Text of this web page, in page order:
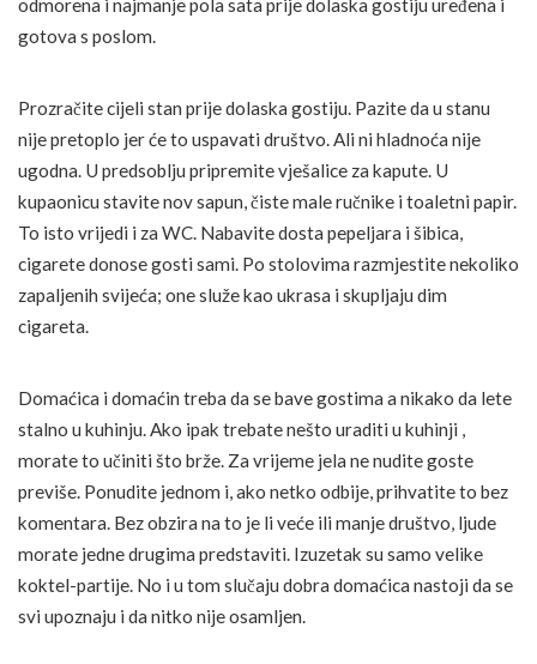
odmorena i najmanje pola sata prije dolaska gostiju uređena i
gotova s poslom.
Prozračite cijeli stan prije dolaska gostiju. Pazite da u stanu
nije pretoplo jer će to uspavati društvo. Ali ni hladnoća nije
ugodna. U predsoblju pripremite vješalice za kapute. U
kupaonicu stavite nov sapun, čiste male ručnike i toaletni papir.
To isto vrijedi i za WC. Nabavite dosta pepeljara i šibica,
cigarete donose gosti sami. Po stolovima razmjestite nekoliko
zapaljenih svijeća; one služe kao ukrasa i skupljaju dim
cigareta.
Domaćica i domaćin treba da se bave gostima a nikako da lete
stalno u kuhinju. Ako ipak trebate nešto uraditi u kuhinji ,
morate to učiniti što brže. Za vrijeme jela ne nudite goste
previše. Ponudite jednom i, ako netko odbije, prihvatite to bez
komentara. Bez obzira na to je li veće ili manje društvo, ljude
morate jedne drugima predstaviti. Izuzetak su samo velike
koktel-partije. No i u tom slučaju dobra domaćica nastoji da se
svi upoznaju i da nitko nije osamljen.